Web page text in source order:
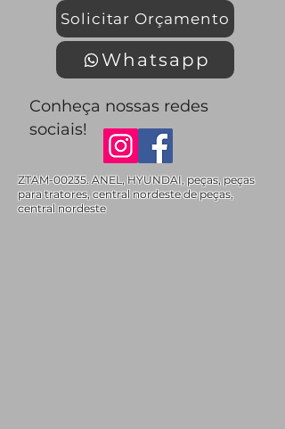
Solicitar Orçamento
Whatsapp
Conheça nossas redes
sociais!
ZTAM-00235. ANEL, HYUNDAI, peças, peças
para tratores, central nordeste de peças,
central nordeste